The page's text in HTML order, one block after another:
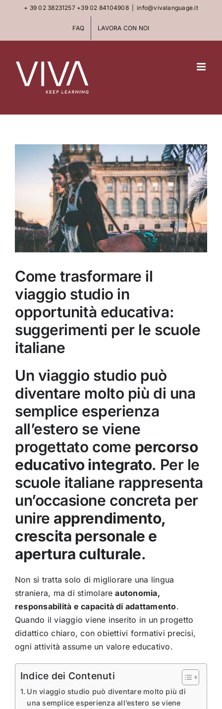
+ 39 02 38231257 +39 02 84104908 info@vivalanguage.it
FAQ LAVORA CON NOI
Come trasformare il
viaggio studio in
opportunità educativa:
suggerimenti per le scuole
italiane
Un viaggio studio può
diventare molto più di una
semplice esperienza
all’estero se viene
progettato come percorso
educativo integrato. Per le
scuole italiane rappresenta
un’occasione concreta per
unire apprendimento,
crescita personale e
apertura culturale.
Non si tratta solo di migliorare una lingua
straniera, ma di stimolareautonomia,
responsabilità e capacità di adattamento.
Quando il viaggio viene inserito in un progetto
didattico chiaro, con obiettivi formativi precisi,
ogni attività assume un valore educativo.
Indice dei Contenuti
Un viaggio studio può diventare molto più di
una semplice esperienza all’estero se viene